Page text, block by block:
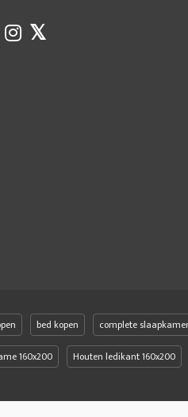
bed kopen complete
160x200
Houten ledikant 160x200